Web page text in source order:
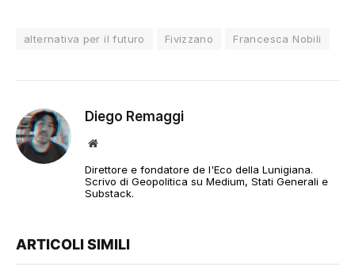
alternativa per il futuro Fivizzano Francesca Nobili
Diego Remaggi
Sito
Direttore e fondatore de l'Eco della Lunigiana.
Scrivo di Geopolitica su Medium, Stati Generali e
Substack.
ARTICOLI SIMILI